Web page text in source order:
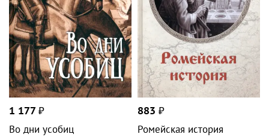
1 177 ₽
Во дни усобиц
883 ₽
Ромейская история